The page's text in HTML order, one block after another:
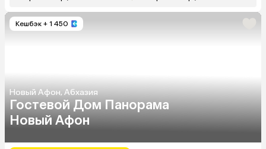
Кешбэк + 1 450
Новый Афон, Абхазия
Гостевой Дом Панорама
Новый Афон